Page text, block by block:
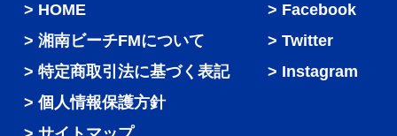
HOME
湘南ビーチFMについて
特定商取引法に基づく表記
個人情報保護方針
Facebook
Twitter
Instagram